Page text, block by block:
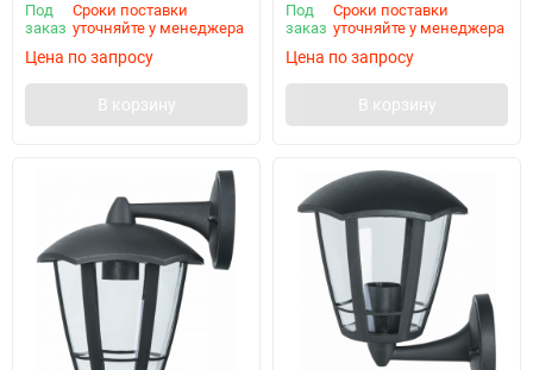
Под
заказ
Сроки поставки
уточняйте у менеджера
Цена по запросу
В корзину
Под
заказ
Сроки поставки
уточняйте у менеджера
Цена по запросу
В корзину